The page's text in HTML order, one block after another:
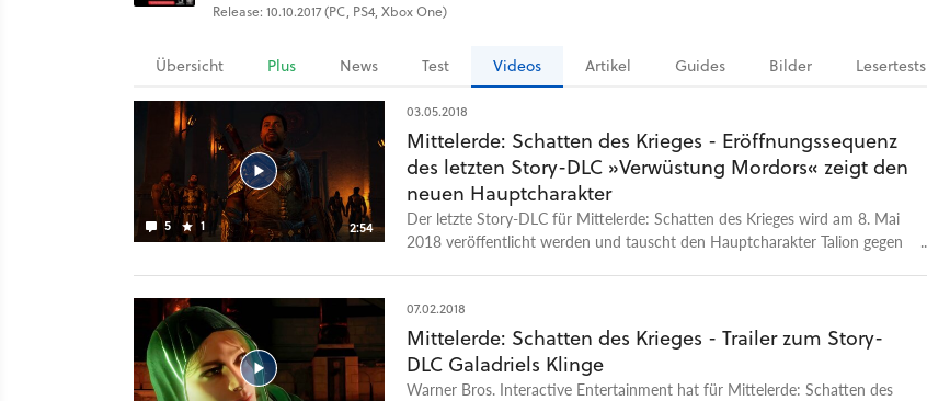
Release: 10.10.2017 (PC, PS4, Xbox One)
Übersicht Plus News Test Videos Artikel Guides Bilder Lesertests
5 1 2:54
03.05.2018
Mittelerde: Schatten des Krieges - Eröffnungssequenz
des letzten Story-DLC »Verwüstung Mordors« zeigt den
neuen Hauptcharakter
Der letzte Story-DLC für Mittelerde: Schatten des Krieges wird am 8. Mai
2018 veröffentlicht werden und tauscht den Hauptcharakter Talion gegen
Söldnern anheuern und in der Wüstenregion Lithlad gegen eine neue Ork-
Bedrohung antreten. Ziel ist es, die Festung Shindrâm einzunehmen. Teil
des Season Pass Publisher Warner veröffentlichte jetzt zur Einstimmung
auf die Story-Erweiterung die Eröffnungssequenz, in der Baranor auf einen
07.02.2018
Mittelerde: Schatten des Krieges - Trailer zum Story-
DLC Galadriels Klinge
Warner Bros. Interactive Entertainment hat für Mittelerde: Schatten des